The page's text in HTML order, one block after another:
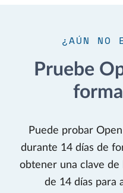
¿AÚN NO
Pruebe
Puede probar
durante 14 días de
obtener una clave de
de 14 días para